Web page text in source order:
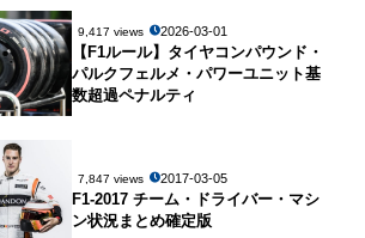
9,417 views 2026-03-01
【F1ルール】タイヤコンパウンド・
パルクフェルメ・パワーユニット基
数超過ペナルティ
7,847 views 2017-03-05
F1-2017 チーム・ドライバー・マシ
ン状況まとめ確定版